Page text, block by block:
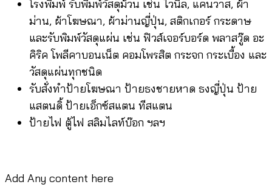
โรงพิมพ์ รับพิมพ์วัสดุม้วน เช่น ไวนิล, แคนวาส, ผ้า
ม่าน, ผ้าโฆษณา, ผ้าม่านญี่ปุ่น, สติกเกอร์ กระดาษ
และรับพิมพ์วัสดุแผ่น เช่น ฟิวส์เจอร์บอร์ด พลาสวู๊ด อะ
คิริค โพลีคาบอนเน็ต คอมโพรสิต กระจก กระเบื้อง และ
วัสดุแผ่นทุกชนิด
รับสั่งทำป้ายโฆษณา ป้ายธงชายหาด ธงญี่ปุ่น ป้าย
แสตนดิ้ ป้ายเอ็กซ์สแตน ทีสแตน
ป้ายไฟ ตู้ไฟ สลิมไลท์บ๊อก ฯลฯ
Add Any content here